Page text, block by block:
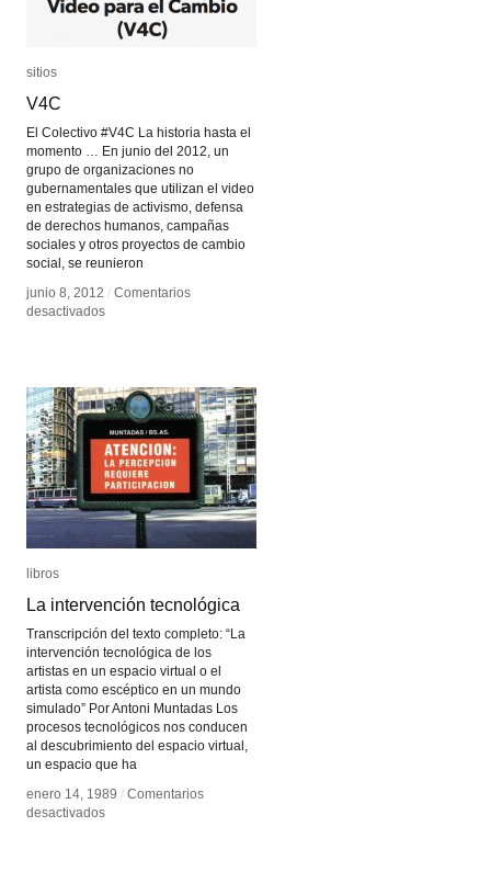
sitios
V4C
El Colectivo #V4C La historia hasta el
momento … En junio del 2012, un
grupo de organizaciones no
gubernamentales que utilizan el video
en estrategias de activismo, defensa
de derechos humanos, campañas
sociales y otros proyectos de cambio
social, se reunieron
junio 8, 2012 / Comentarios
desactivadosen
sitios
V4C
junio 8, 2012 / Comentarios
desactivadosen
libros
La intervención tecnológica
Transcripción del texto completo: “La
intervención tecnológica de los
artistas en un espacio virtual o el
artista como escéptico en un mundo
simulado” Por Antoni Muntadas Los
procesos tecnológicos nos conducen
al descubrimiento del espacio virtual,
un espacio que ha
enero 14, 1989 / Comentarios
desactivadosen
libros
La intervención tecnológica
enero 14, 1989 / Comentarios
desactivadosen